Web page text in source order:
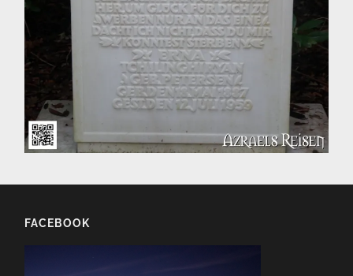
FACEBOOK